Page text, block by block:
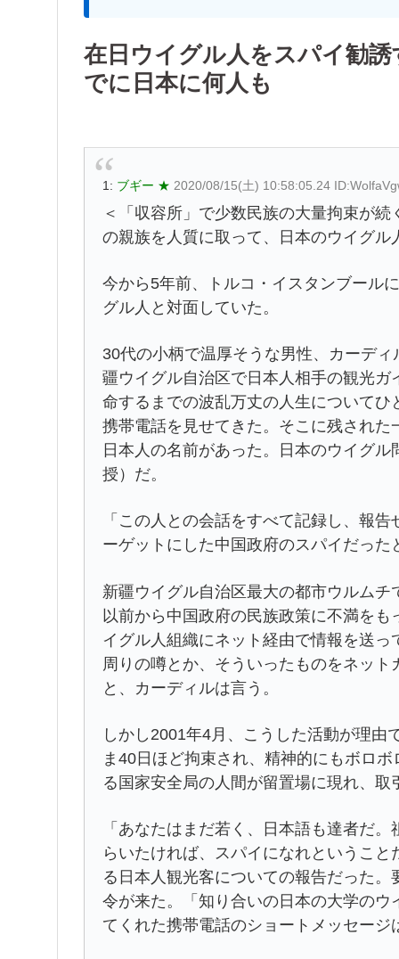
在日ウイグル人をスパイ勧
でに日本に何人も
1: ブギー ★ 2020/08/15(土) 10:58:05.24
＜「収容所」で少数民族の大量拘束が
の親族を人質に取って、日本のウイグ
今から5年前、トルコ・イスタンブール
グル人と対面していた。
30代の小柄で温厚そうな男性、カーデ
疆ウイグル自治区で日本人相手の観光
命するまでの波乱万丈の人生について
携帯電話を見せてきた。そこに残され
日本人の名前があった。日本のウイグ
授）だ。
「この人との会話をすべて記録し、報
ーゲットにした中国政府のスパイだった
新疆ウイグル自治区最大の都市ウルム
以前から中国政府の民族政策に不満を
イグル人組織にネット経由で情報を送
周りの噂とか、そういったものをネッ
と、カーディルは言う。
しかし2001年4月、こうした活動が理
ま40日ほど拘束され、精神的にもボロ
る国家安全局の人間が留置場に現れ、取
「あなたはまだ若く、日本語も達者だ
らいたければ、スパイになれというこ
る日本人観光客についての報告だった
令が来た。「知り合いの日本の大学の
てくれた携帯電話のショートメッセージ